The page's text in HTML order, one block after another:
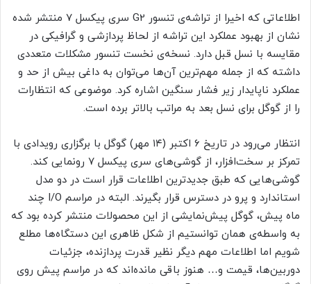
اطلاعاتی که اخیرا از تراشه‌ی تنسور G2 سری پیکسل ۷ منتشر شده
نشان از بهبود عملکرد این تراشه از لحاظ پردازشی و گرافیکی در
مقایسه با نسل قبل دارد. نسخه‌ی نخست تنسور مشکلات متعددی
داشته که از جمله مهم‌ترین آن‌ها می‌توان به داغی بیش از حد و
عملکرد ناپایدار زیر فشار سنگین اشاره کرد. موضوعی که انتظارات
را از گوگل برای نسل بعد به مراتب بالاتر برده است.
انتظار می‌رود در تاریخ ۶ اکتبر (۱۴ مهر) گوگل با برگزاری رویدادی با
تمرکز بر سخت‌افزار، از گوشی‌های سری پیکسل ۷ رونمایی کند.
گوشی‌هایی که طبق جدیدترین اطلاعات قرار است در دو مدل
استاندارد و پرو در دسترس قرار بگیرند. البته در مراسم I/O چند
ماه پیش، گوگل پیش‌نمایشی از این محصولات منتشر کرده بود که
به واسطه‌ی همان توانستیم از شکل ظاهری این دستگاه‌ها مطلع
شویم اما اطلاعات مهم دیگر نظیر قدرت پردازنده، جزئیات
دوربین‌ها، قیمت و… هنوز باقی مانده‌اند که در مراسم پیش روی